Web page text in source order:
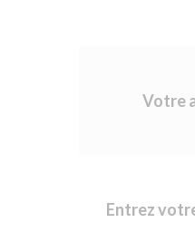
Votre
Entrez